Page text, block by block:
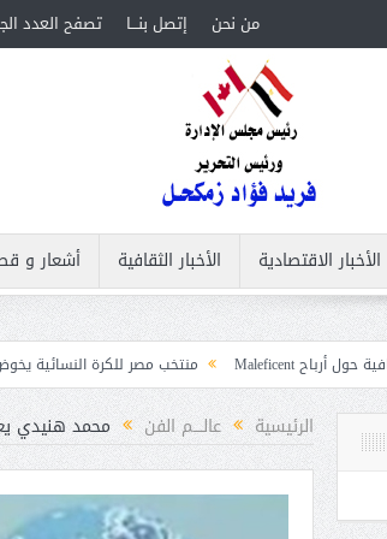
من نحن إتصل بنـــا تصفح العدد
الأخبار الاقتصادية الأخبار الثقافية أشعار و
منتخب مصر للكرة النسائية يخوض الليلة مباراة وداع
الرئيسية عالــــم الفن محمد هنيدي